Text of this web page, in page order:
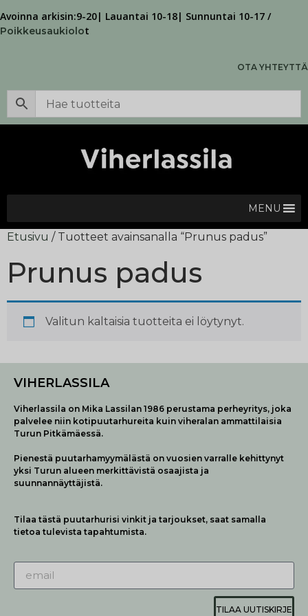
Avoinna arkisin:9-20| Lauantai 10-18| Sunnuntai 10-17 /
Poikkeusaukiolot
OTA YHTEYTTÄ
MENU
Etusivu / Tuotteet avainsanalla “Prunus padus”
Prunus padus
Valitun kaltaisia tuotteita ei löytynyt.
VIHERLASSILA
Viherlassila on Mika Lassilan 1986 perustama perheyritys, joka
palvelee niin kotipuutarhureita kuin viheralan ammattilaisia
Turun Pitkämäessä.
Pienestä puutarhamyymälästä on vuosien varralle kehittynyt
yksi Turun alueen merkittävistä osaajista ja
suunnannäyttäjistä.
Tilaa tästä puutarhurisi vinkit ja tarjoukset, saat samalla
tietoa tulevista tapahtumista.
TILAA UUTISKIRJE